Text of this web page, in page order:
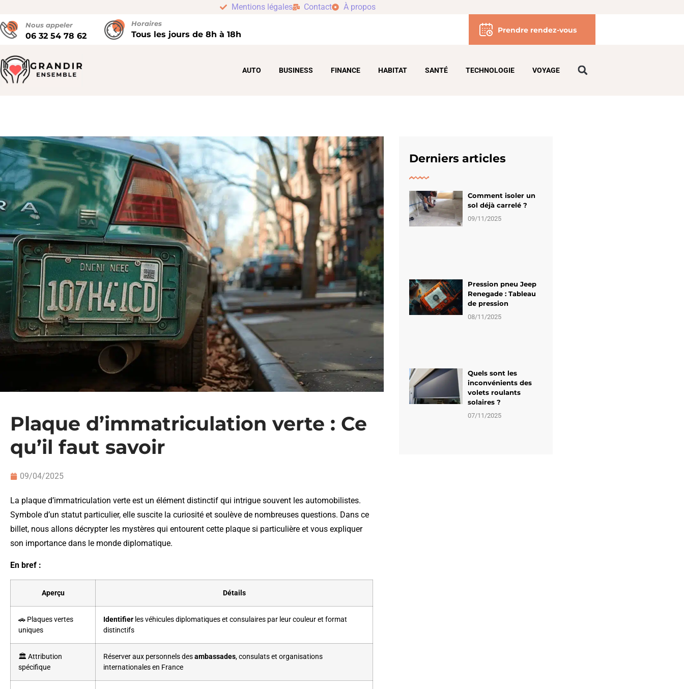
Mentions légales Contact À propos
Nous appeler
06 32 54 78 62
Horaires
Tous les jours de 8h à 18h Prendre rendez-vous
AUTO BUSINESS FINANCE HABITAT SANTÉ TECHNOLOGIE VOYAGE
Plaque d’immatriculation verte : Ce
qu’il faut savoir
09/04/2025
La plaque d’immatriculation verte est un élément distinctif qui intrigue souvent les automobilistes.
Symbole d’un statut particulier, elle suscite la curiosité et soulève de nombreuses questions. Dans ce
billet, nous allons décrypter les mystères qui entourent cette plaque si particulière et vous expliquer
son importance dans le monde diplomatique.
En bref :
Aperçu Détails
🚗 Plaques vertes
uniques
Identifier les véhicules diplomatiques et consulaires par leur couleur et format
distinctifs
🏛️ Attribution
spécifique
Réserver aux personnels desambassades, consulats et organisations
internationales en France
Derniers articles
Comment isoler un
sol déjà carrelé ?
09/11/2025
Pression pneu Jeep
Renegade : Tableau
de pression
08/11/2025
Quels sont les
inconvénients des
volets roulants
solaires ?
07/11/2025